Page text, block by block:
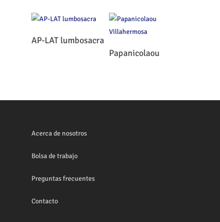
Leer Más
AP-LAT lumbosacra
Leer Más
Papanicolaou
Acerca de nosotros
Bolsa de trabajo
Preguntas frecuentes
Contacto